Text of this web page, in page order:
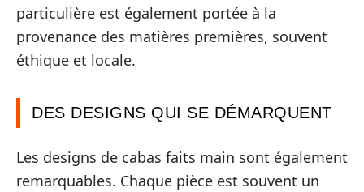
particulière est également portée à la
provenance des matières premières, souvent
éthique et locale.
DES DESIGNS QUI SE DÉMARQUENT
Les designs de cabas faits main sont également
remarquables. Chaque pièce est souvent un